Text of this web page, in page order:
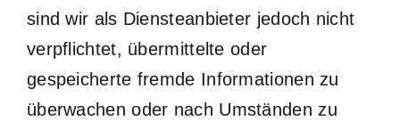
sind wir als Diensteanbieter jedoch nicht
verpflichtet, übermittelte oder
gespeicherte fremde Informationen zu
überwachen oder nach Umständen zu